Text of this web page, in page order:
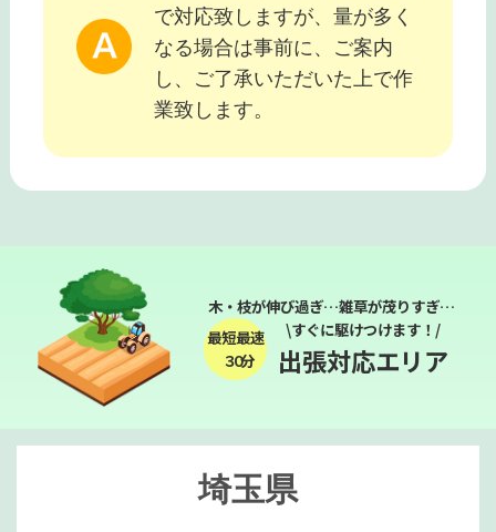
で対応致しますが、量が多く
なる場合は事前に、ご案内
し、ご了承いただいた上で作
業致します。
木・枝が伸び過ぎ…雑草が茂りすぎ…
最短最速
３０分
\すぐに駆けつけます！/
出張対応エリア
埼玉県